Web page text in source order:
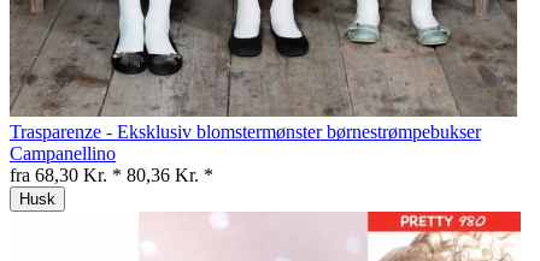
Trasparenze - Eksklusiv blomstermønster børnestrømpebukser
Campanellino
fra 68,30 Kr. * 80,36 Kr. *
Husk